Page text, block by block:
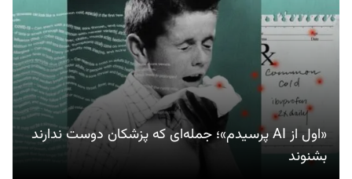
«اول از AI پرسیدم»؛ جمله‌ای که پزشکان دوست ندارند
بشنوند